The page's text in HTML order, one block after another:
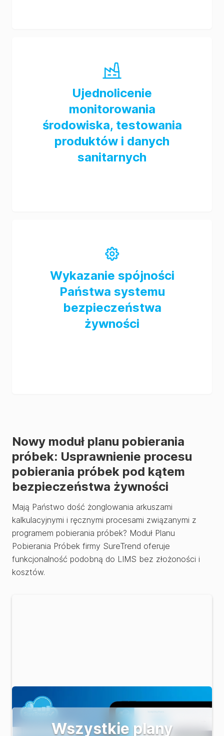
Ujednolicenie
monitorowania
środowiska, testowania
produktów i danych
sanitarnych
Wykazanie spójności
Państwa systemu
bezpieczeństwa
żywności
Nowy moduł planu pobierania
próbek: Usprawnienie procesu
pobierania próbek pod kątem
bezpieczeństwa żywności
Mają Państwo dość żonglowania arkuszami
kalkulacyjnymi i ręcznymi procesami związanymi z
programem pobierania próbek? Moduł Planu
Pobierania Próbek firmy SureTrend oferuje
funkcjonalność podobną do LIMS bez złożoności i
kosztów.
Wszystkie plany